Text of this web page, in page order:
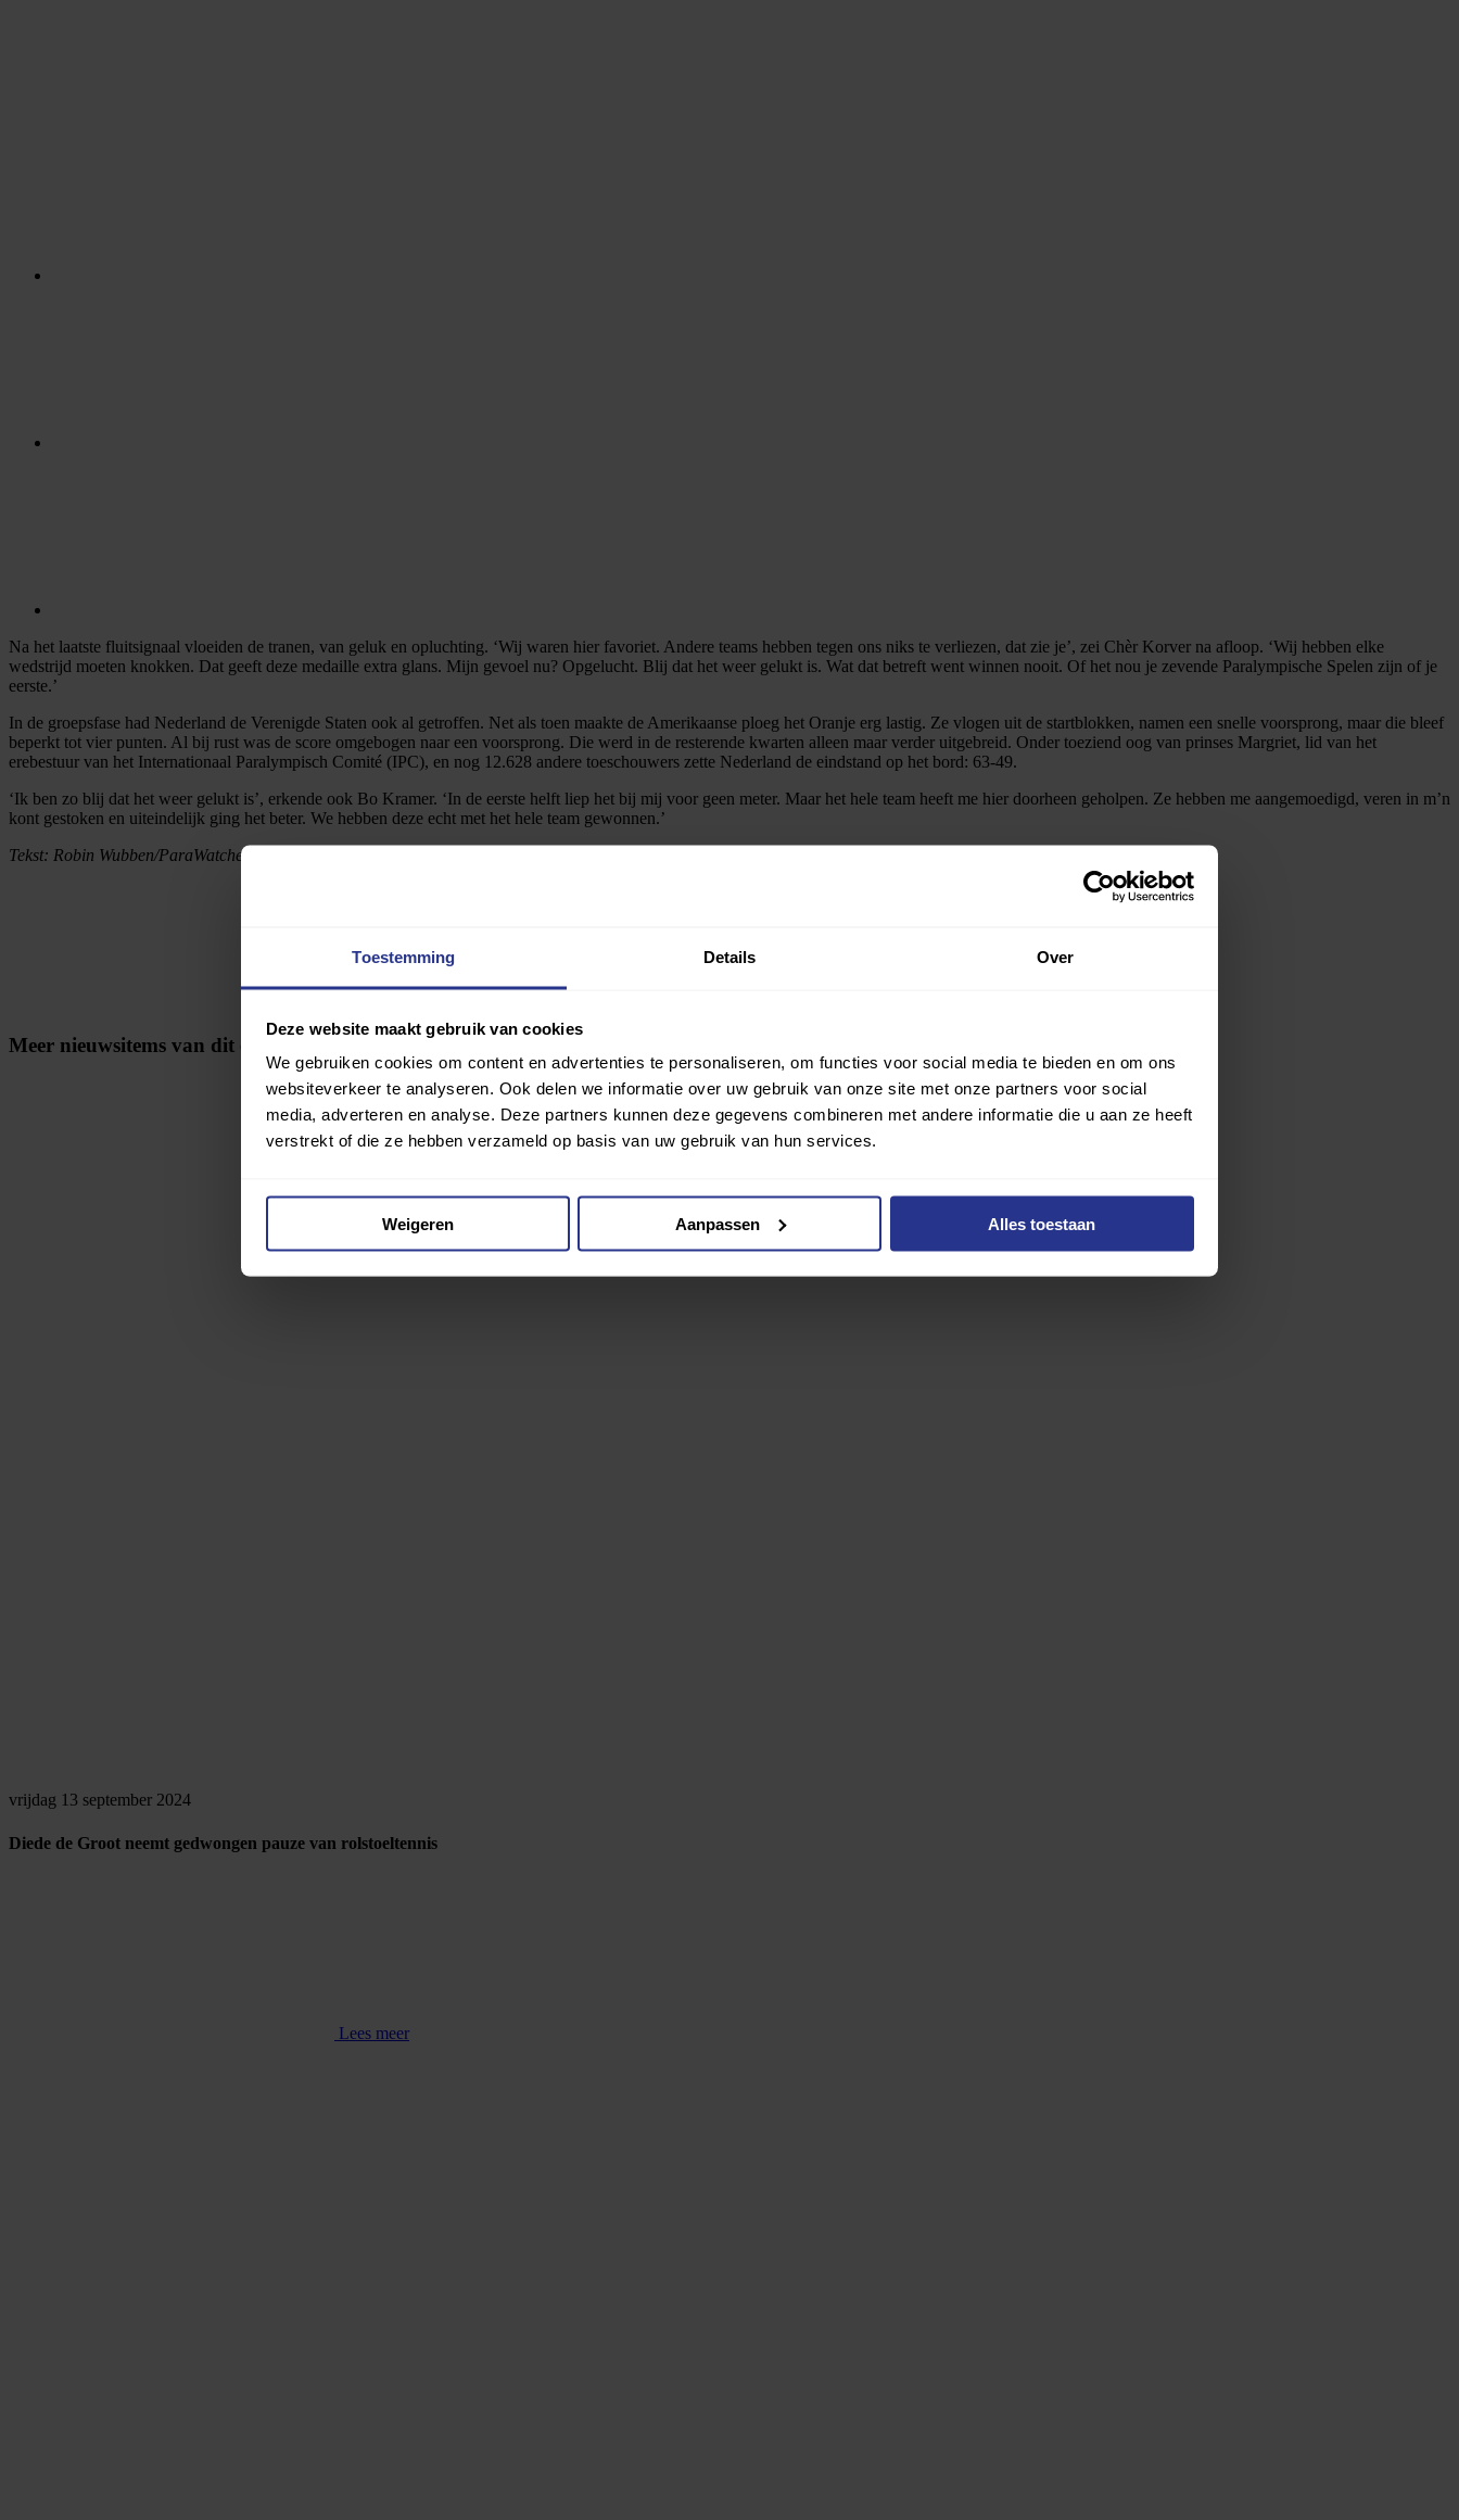
Toestemming Details Over
Deze website maakt gebruik van cookies
We gebruiken cookies om content en advertenties te personaliseren, om functies voor social media te bieden en om ons
websiteverkeer te analyseren. Ook delen we informatie over uw gebruik van onze site met onze partners voor social
media, adverteren en analyse. Deze partners kunnen deze gegevens combineren met andere informatie die u aan ze heeft
verstrekt of die ze hebben verzameld op basis van uw gebruik van hun services.
Weigeren Aanpassen Alles toestaan
Na het laatste fluitsignaal vloeiden de tranen, van geluk en opluchting. ‘Wij waren hier favoriet. Andere teams hebben tegen ons niks te verliezen, dat zie je’, zei Chèr Korver na afloop. ‘Wij hebben elke
wedstrijd moeten knokken. Dat geeft deze medaille extra glans. Mijn gevoel nu? Opgelucht. Blij dat het weer gelukt is. Wat dat betreft went winnen nooit. Of het nou je zevende Paralympische Spelen zijn of je
eerste.’
In de groepsfase had Nederland de Verenigde Staten ook al getroffen. Net als toen maakte de Amerikaanse ploeg het Oranje erg lastig. Ze vlogen uit de startblokken, namen een snelle voorsprong, maar die bleef
beperkt tot vier punten. Al bij rust was de score omgebogen naar een voorsprong. Die werd in de resterende kwarten alleen maar verder uitgebreid. Onder toeziend oog van prinses Margriet, lid van het
erebestuur van het Internationaal Paralympisch Comité (IPC), en nog 12.628 andere toeschouwers zette Nederland de eindstand op het bord: 63-49.
‘Ik ben zo blij dat het weer gelukt is’, erkende ook Bo Kramer. ‘In de eerste helft liep het bij mij voor geen meter. Maar het hele team heeft me hier doorheen geholpen. Ze hebben me aangemoedigd, veren in m’n
kont gestoken en uiteindelijk ging het beter. We hebben deze echt met het hele team gewonnen.’
Tekst: Robin Wubben/ParaWatcher, foto: Ilse Schaffers
Meer nieuwsitems van dit evenement
Bekijk al het paranieuws
vrijdag 13 september 2024
Diede de Groot neemt gedwongen pauze van rolstoeltennis
Lees meer